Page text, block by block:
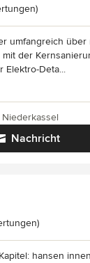
4.9 von 5
umfangreich
der
Elektro-Deta...
Nachricht
4.9 von 5
hansen